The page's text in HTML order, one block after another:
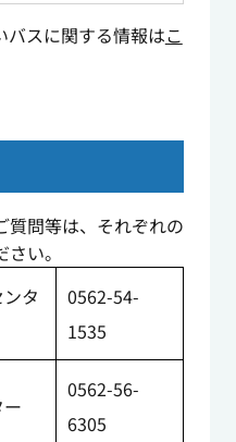
バスに関する情報はこ
質問等は、それぞれの
い。
タ
0562-54-
1535
0562-56-
6305